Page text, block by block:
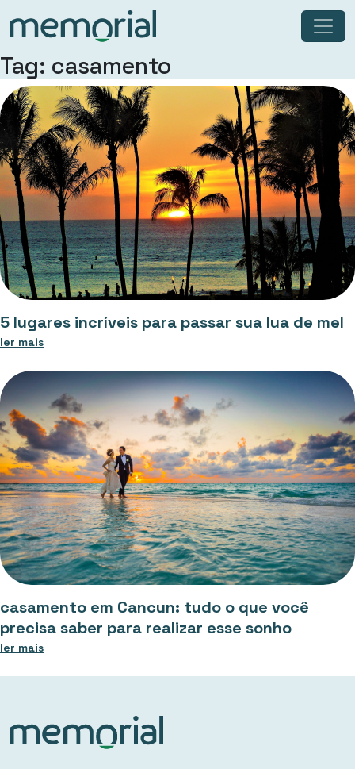
Tag: casamento
5 lugares incríveis para passar sua lua de mel
ler mais
casamento em Cancun: tudo o que você
precisa saber para realizar esse sonho
ler mais